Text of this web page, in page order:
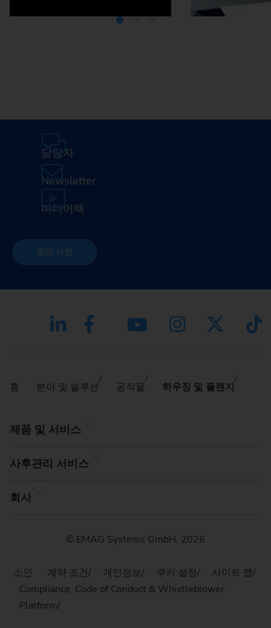
담당자
Newsletter
미디어텍
문의 사항
홈 분야 및 솔루션 공작물 하우징 및 플랜지
제품 및 서비스
사후관리 서비스
회사
© EMAG Systems GmbH, 2026
소인 계약 조건 개인정보 쿠키 설정
사이트 맵
Compliance, Code of Conduct & Whistleblower
Platform